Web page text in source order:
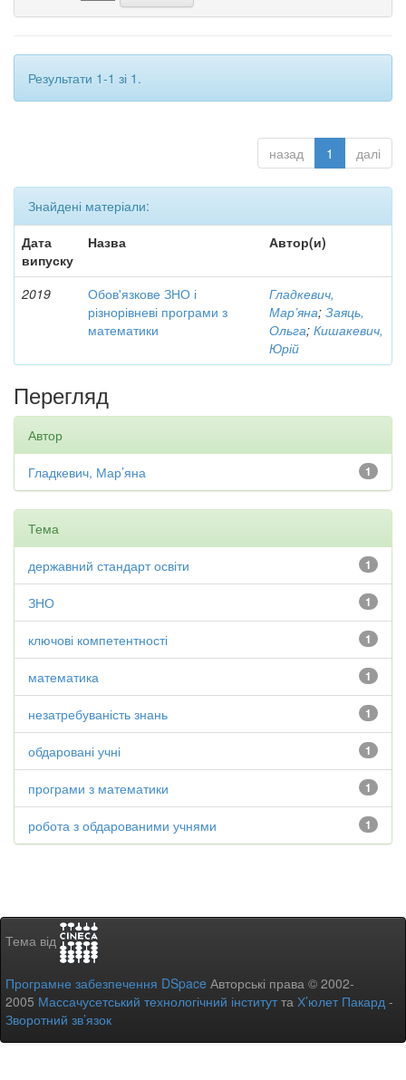
Результати 1-1 зі 1.
назад 1 далі
Знайдені матеріали:
Дата
випуску
Назва Автор(и)
2019
Обов'язкове ЗНО і
різнорівневі програми з
математики
Гладкевич,
Мар’яна; Заяць,
Ольга; Кишакевич,
Юрій
Перегляд
Автор
1
Гладкевич, Мар’яна
Тема
1
державний стандарт освіти
1
ЗНО
1
ключові компетентності
1
математика
1
незатребуваність знань
1
обдаровані учні
1
програми з математики
1
робота з обдарованими учнями
Тема від
Програмне забезпечення DSpace Авторські права © 2002-
2005 Массачусетський технологічний інститутта Х’юлет Пакард -
Зворотний зв’язок